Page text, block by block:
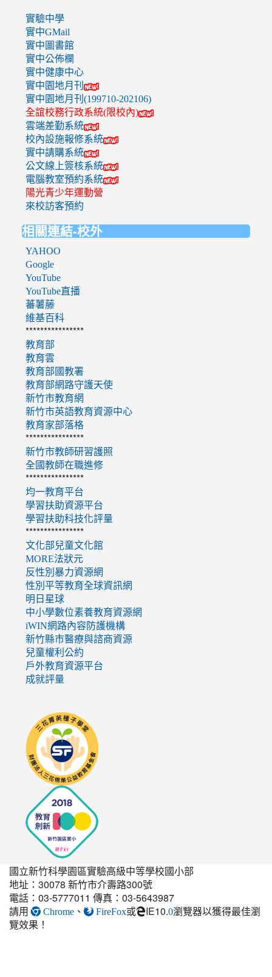
實驗中學
實中GMail
實中圖書館
實中公佈欄
實中健康中心
實中園地月刊
實中園地月刊(199710-202106)
全誼校務行政系統(限校內)
雲端差勤系統
校內設施報修系統
實中請購系統
公文線上簽核系統
電腦教室預約系統
陽光青少年運動營
來校訪客預約
相關連結-校外
YAHOO
Google
YouTube
YouTube直播
蕃薯藤
維基百科
****************
教育部
教育雲
教育部國教署
教育部網路守護天使
新竹市教育網
新竹市英語教育資源中心
教育家部落格
****************
新竹市教師研習護照
全國教師在職進修
****************
均一教育平台
學習扶助資源平台
學習扶助科技化評量
****************
文化部兒童文化館
MORE法狀元
反性別暴力資源網
性別平等教育全球資訊網
明日星球
中小學數位素養教育資源網
iWIN網路內容防護機構
新竹縣市醫療與諮商資源
兒童權利公約
戶外教育資源平台
成就評量
http://seedschool.sunflower.org.tw/
國立新竹科學園區實驗高級中等學校國小部
地址：30078 新竹市介壽路300號
電話：03-5777011 傳真：03-5643987
請用
Chrome 、 FireFox或 IE10.0link
瀏覽器以獲得最佳瀏
覽效果！